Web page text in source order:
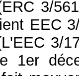
3/
EEC
3/
1er